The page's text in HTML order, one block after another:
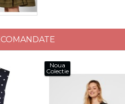
Noua
Colectie